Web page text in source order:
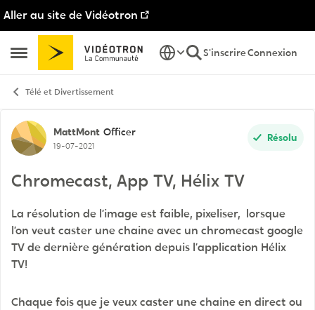
Aller au site de Vidéotron
Ouvrir Menu Latéral
Passer au contenu
S'inscrireConnexion
Télé et Divertissement
Discussion de forum
MattMont Officer
19-07-2021
Résolu
Chromecast, App TV, Hélix TV
La résolution de l’image est faible, pixeliser, lorsque
l’on veut caster une chaine avec un chromecast google
TV de dernière génération depuis l’application Hélix
TV!
Chaque fois que je veux caster une chaine en direct ou